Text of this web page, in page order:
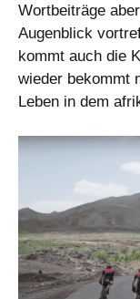
Wortbeiträge
Augenblick
kommt auch die
wieder bekommt
Leben in dem